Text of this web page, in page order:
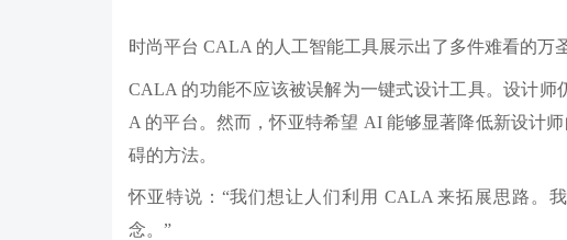
时尚平台 CALA 的人工智能工具展示出了多件难看的万
CALA 的功能不应该被误解为一键式设计工具。设计
A 的平台。然而，怀亚特希望 AI 能够显著降低新设计
碍的方法。
怀亚特说：“我们想让人们利用 CALA 来拓展思路。
念。”